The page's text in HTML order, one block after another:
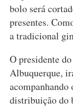
bolo será
presentes.
a tradicional
O presidente
Albuquerque,
distribuição do